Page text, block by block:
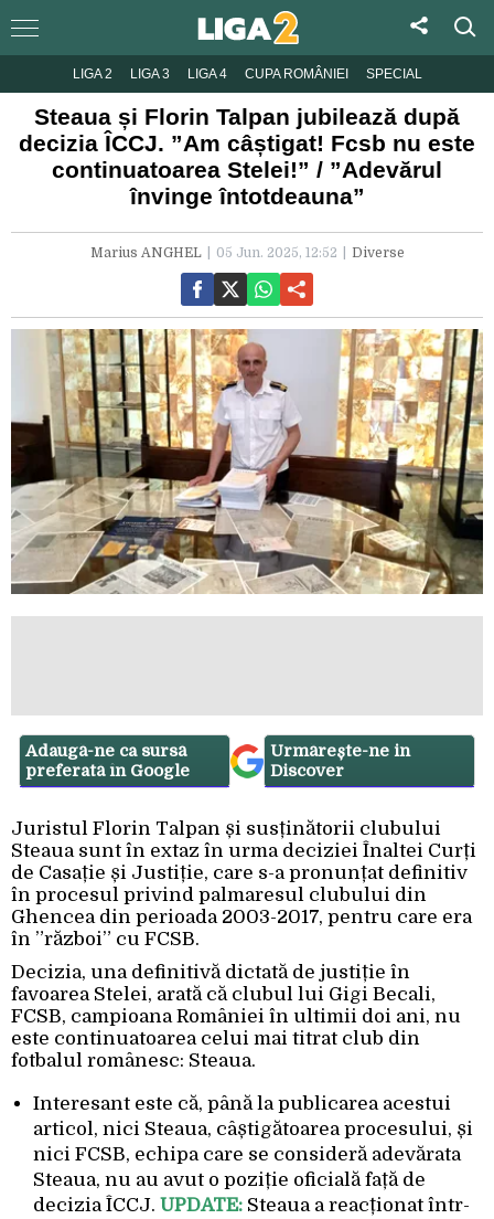
LIGA 2 LIGA 3 LIGA 4 CUPA ROMÂNIEI SPECIAL
Steaua și Florin Talpan jubilează după
decizia ÎCCJ. ”Am câștigat! Fcsb nu este
continuatoarea Stelei!” / ”Adevărul
învinge întotdeauna”
Marius ANGHEL 05 Jun. 2025, 12:52 Diverse
Adaugă-ne ca sursă
preferată în Google
Urmărește-ne in
Discover
Juristul Florin Talpan și susținătorii clubului
Steaua sunt în extaz în urma deciziei Înaltei Curți
de Casație și Justiție, care s-a pronunțat definitiv
în procesul privind palmaresul clubului din
Ghencea din perioada 2003-2017, pentru care era
în ”război” cu FCSB.
Decizia, una definitivă dictată de justiție în
favoarea Stelei, arată că clubul lui Gigi Becali,
FCSB, campioana României în ultimii doi ani, nu
este continuatoarea celui mai titrat club din
fotbalul românesc: Steaua.
Interesant este că, până la publicarea acestui
articol, nici Steaua, câștigătoarea procesului, și
nici FCSB, echipa care se consideră adevărata
Steaua, nu au avut o poziție oficială față de
decizia ÎCCJ. UPDATE: Steaua a reacționat într-